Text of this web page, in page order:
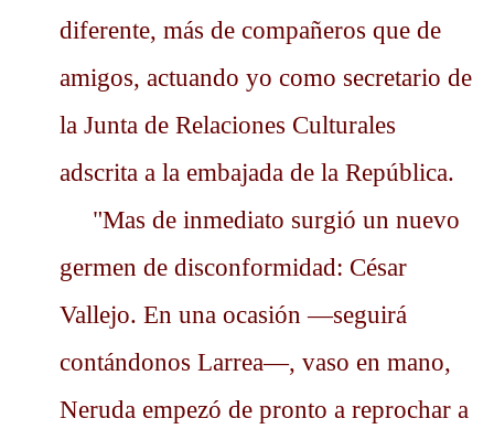
diferente, más de compañeros que de
amigos, actuando yo como secretario de
la Junta de Relaciones Culturales
adscrita a la embajada de la República.
"Mas de inmediato surgió un nuevo
germen de disconformidad: César
Vallejo. En una ocasión —seguirá
contándonos Larrea—, vaso en mano,
Neruda empezó de pronto a reprochar a